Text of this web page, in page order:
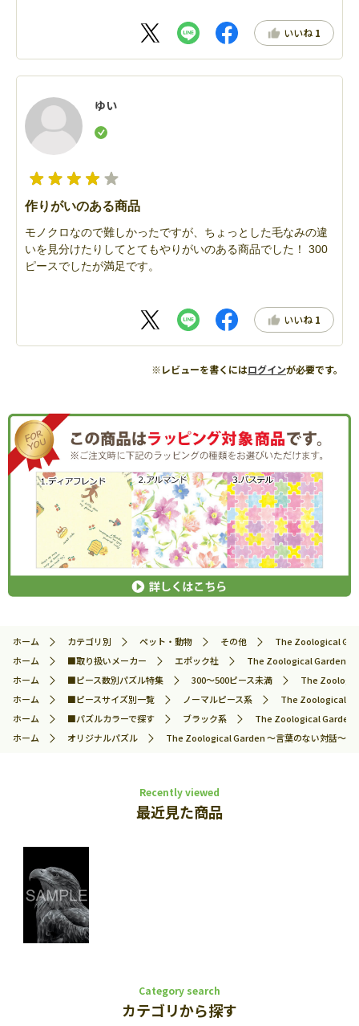
いいね 1
ゆい
作りがいのある商品
モノクロなので難しかったですが、ちょっとした毛なみの違
いを見分けたりしてとてもやりがいのある商品でした！ 300
ピースでしたが満足です。
いいね 1
※レビューを書くにはログインが必要です。
ホーム カテゴリ別 ペット・動物 その他
The Zoological
ホーム
■取り扱いメーカー エポック社
The Zoological Garden
ホーム
■ピース数別パズル特集 300～500ピース未満
The
ホーム
■ピースサイズ別一覧 ノーマルピース系
The Zoological
ホーム
■パズルカラーで探す ブラック系
The Zoological Garden
ホーム
オリジナルパズル The Zoological Garden ～言葉のない対話～
Recently viewed
最近見た商品
Category search
カテゴリから探す